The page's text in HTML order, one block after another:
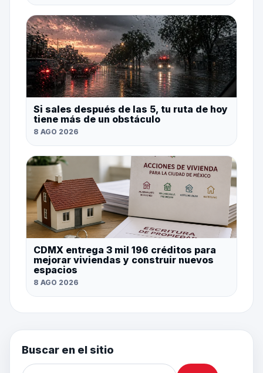
Si sales después de las 5, tu ruta de hoy
tiene más de un obstáculo
8 AGO 2026
CDMX entrega 3 mil 196 créditos para
mejorar viviendas y construir nuevos
espacios
8 AGO 2026
Buscar en el sitio